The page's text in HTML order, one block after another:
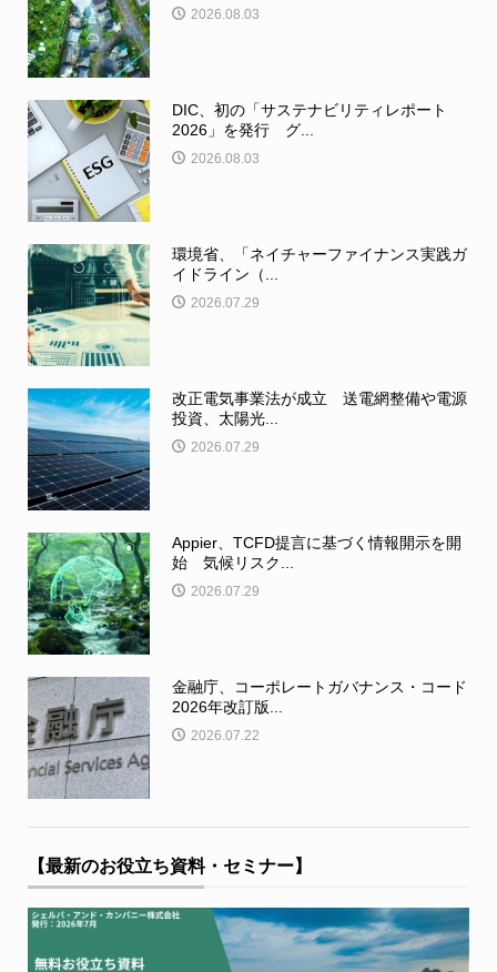
2026.08.03
DIC、初の「サステナビリティレポート
2026」を発行 グ...
2026.08.03
環境省、「ネイチャーファイナンス実践ガ
イドライン（...
2026.07.29
改正電気事業法が成立 送電網整備や電源
投資、太陽光...
2026.07.29
Appier、TCFD提言に基づく情報開示を開
始 気候リスク...
2026.07.29
金融庁、コーポレートガバナンス・コード
2026年改訂版...
2026.07.22
【最新のお役立ち資料・セミナー】